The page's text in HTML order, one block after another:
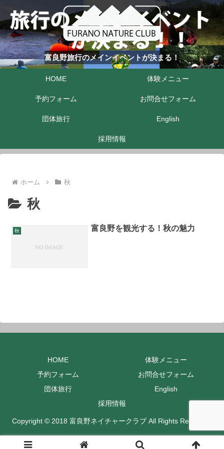
富良野旅行のメインイベントが決まる！
HOME 体験メニュー
予約フォーム お問合せフォーム
団体旅行 English
採用情報
ホーム 秋
秋
秋 富良野を観光する！秋の魅力
HOME
体験メニュー
予約フォーム
お問合せフォーム
団体旅行
English
採用情報
Copyright © 2018 富良野ネイチャークラブ All Rights Reserved.